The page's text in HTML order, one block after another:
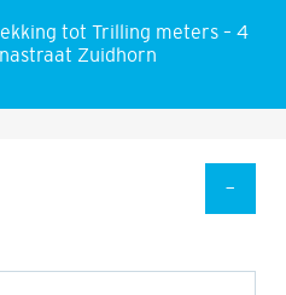
tot Trilling meters – 4
Zuidhorn